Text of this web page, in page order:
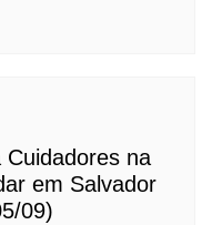
na
em Salvador
09)